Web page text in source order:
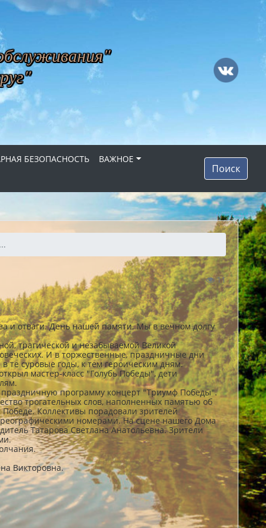
БЕЗОПАСНОСТЬ
ВАЖНОЕ
Поиск
11
отваги. День нашей памяти. Мы в вечном долгу
трагической и незабываемой Великой
И в торжественные, праздничные дни
суровые годы, к тем героическим дням.
мастер-класс "Голубь Победы", дети
программу концерт "Триумф Победы".
трогательных слов, наполненных памятью об
Коллективы порадовали зрителей
номерами. На сцене нашего Дома
Татарова Светлана Анатольевна. Зрители
Викторовна.